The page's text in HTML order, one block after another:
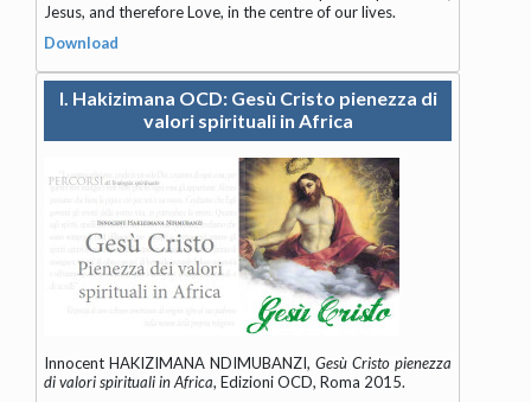
Jesus, and therefore Love, in the centre of our lives.
Download
I. Hakizimana OCD: Gesù Cristo pienezza di
valori spirituali in Africa
Innocent HAKIZIMANA NDIMUBANZI, Gesù Cristo pienezza
di valori spirituali in Africa, Edizioni OCD, Roma 2015.